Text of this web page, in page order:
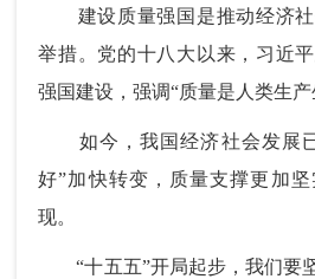
建设质量强国是推动经济社
举措。党的十八大以来，习近
强国建设，强调“质量是人类生产
如今，我国经济社会发展已
好”加快转变，质量支撑更加
现。
“十五五”开局起步，我们要